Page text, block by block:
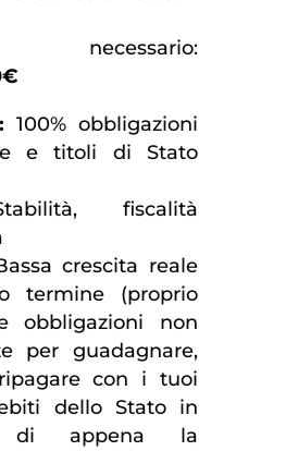
necessario:
100% obbligazioni
e titoli di Stato
fiscalità
crescita reale
termine (proprio
obbligazioni non
per guadagnare,
con i tuoi
dello Stato in
di appena la